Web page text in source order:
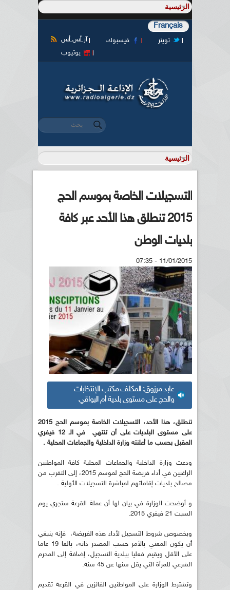
Français
آر أس أس فيسبوك
تويتر
يوتيوب
استمارة البحث
‏بحث ‏
التسجيلات الخاصة بموسم الحج
2015 تنطلق هذا الأحد عبر كافة
بلديات الوطن
11/01/2015 - 07:35
عابد مرزوق: المكلف مكتب الإنتخابات
والحج على مستوى بلدية أم البواقي
تنطلق، هذا الأحد، التسجيلات الخاصة بموسم الحج 2015
على مستوى البلديات على أن تنتهي في الـ 12 فيفري
المقبل بحسب ما أعلنته وزارة الداخلية والجماعات المحلية .
ودعت وزارة الداخلية والجماعات المحلية كافة المواطنين
الراغبين في أداء فريضة الحج لموسم 2015، إلى التقرب من
مصالح بلديات إقاماتهم لمباشرة التسجيلات الأولية .
و أوضحت الوزارة في بيان لها أن عملة القرعة ستجري يوم
السبت 21 فيفري 2015.
وبخصوص شروط التسجيل لأداء هذه الفريضة، فإنه ينبغي
أن يكون المعني بالأمر حسب المصدر ذاته، بالغا 19 عاما
على الأقل ويقيم فعليا ببلدية التسجيل، إضافة إلى المحرم
الشرعي للمرأة التي يقل سنها عن 45 سنة.
وتشترط الوزارة على المواطنين الفائزين في القرعة تقديم